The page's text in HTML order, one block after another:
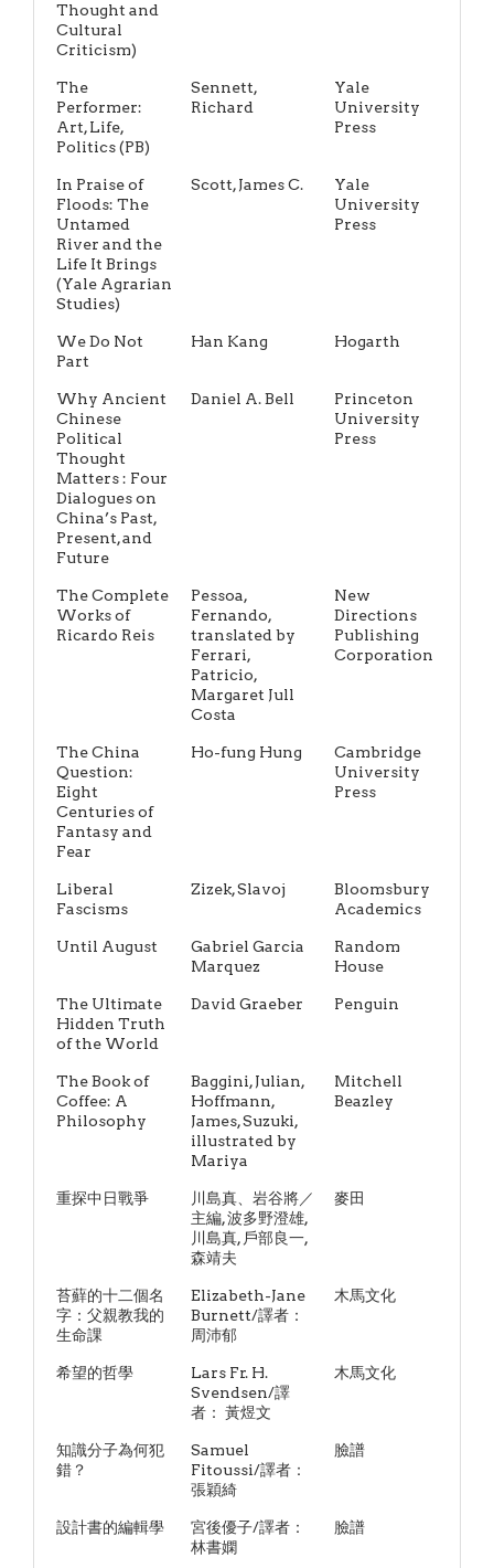
Thought and
Cultural
Criticism)
The
Performer:
Art, Life,
Politics (PB)
Sennett,
Richard
Yale
University
Press
In Praise of
Floods: The
Untamed
River and the
Life It Brings
(Yale Agrarian
Studies)
Scott, James C.
Yale
University
Press
We Do Not
Part
Han Kang Hogarth
Why Ancient
Chinese
Political
Thought
Matters : Four
Dialogues on
China’s Past,
Present, and
Future
Daniel A. Bell
Princeton
University
Press
The Complete
Works of
Ricardo Reis
Pessoa,
Fernando,
translated by
Ferrari,
Patricio,
Margaret Jull
Costa
New
Directions
Publishing
Corporation
The China
Question:
Eight
Centuries of
Fantasy and
Fear
Ho-fung Hung
Cambridge
University
Press
Liberal
Fascisms
Zizek, Slavoj
Bloomsbury
Academics
Until August
Gabriel Garcia
Marquez
Random
House
The Ultimate
Hidden Truth
of the World
David Graeber Penguin
The Book of
Coffee: A
Philosophy
Baggini, Julian,
Hoffmann,
James, Suzuki,
illustrated by
Mariya
Mitchell
Beazley
重探中日戰爭
川島真、岩谷將／
主編, 波多野澄雄,
川島真, 戶部良一,
森靖夫
麥田
苔蘚的十二個名
字：父親教我的
生命課
Elizabeth-Jane
Burnett/譯者：
周沛郁
木馬文化
希望的哲學
Lars Fr. H.
Svendsen/譯
者： 黃煜文
木馬文化
知識分子為何犯
錯？
Samuel
Fitoussi/譯者：
張穎綺
臉譜
設計書的編輯學
宮後優子/譯者：
林書嫻
臉譜